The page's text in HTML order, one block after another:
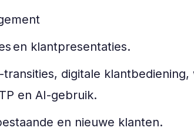
en klantpresentaties.
digitale klantbediening,
en AI-gebruik.
en nieuwe klanten.